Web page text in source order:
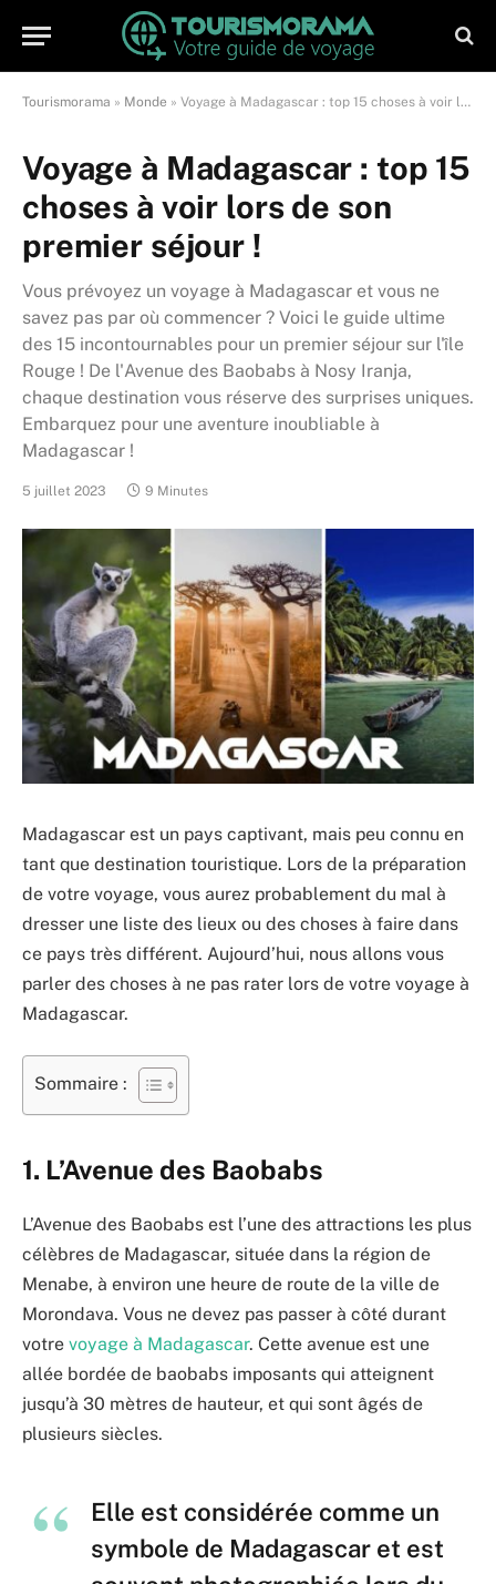
Tourismorama » Monde » Voyage à Madagascar : top 15 choses à voir lors de son premier séjour !
Voyage à Madagascar : top 15
choses à voir lors de son
premier séjour !
Vous prévoyez un voyage à Madagascar et vous ne
savez pas par où commencer ? Voici le guide ultime
des 15 incontournables pour un premier séjour sur l'île
Rouge ! De l'Avenue des Baobabs à Nosy Iranja,
chaque destination vous réserve des surprises uniques.
Embarquez pour une aventure inoubliable à
Madagascar !
5 juillet 2023 9 Minutes
Madagascar est un pays captivant, mais peu connu en
tant que destination touristique. Lors de la préparation
de votre voyage, vous aurez probablement du mal à
dresser une liste des lieux ou des choses à faire dans
ce pays très différent. Aujourd’hui, nous allons vous
parler des choses à ne pas rater lors de votre voyage à
Madagascar.
Sommaire :
1. L’Avenue des Baobabs
L’Avenue des Baobabs est l’une des attractions les plus
célèbres de Madagascar, située dans la région de
Menabe, à environ une heure de route de la ville de
Morondava. Vous ne devez pas passer à côté durant
votre voyage à Madagascar. Cette avenue est une
allée bordée de baobabs imposants qui atteignent
jusqu’à 30 mètres de hauteur, et qui sont âgés de
plusieurs siècles.
Elle est considérée comme un
symbole de Madagascar et est